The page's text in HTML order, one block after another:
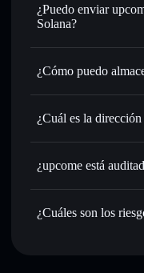
Intercambiar al
USDC o miles de
tu precio objetivo
Utilizar DCA:
vincular
precio, volumen,
UPCOME
¿Puedo enviar
Solana?
¿Cómo puedo
agregador
¿Cuál es la
¿upcome está
upcome no está
¿Cuáles son los